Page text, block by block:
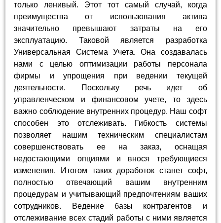
только ленивый. Этот тот самый случай, когда
преимущества от использования актива
значительно превышают затраты на его
эксплуатацию. Таковой является разработка
Универсальная Система Учета. Она создавалась
нами с целью оптимизации работы персонала
фирмы и упрощения при ведении текущей
деятельности. Поскольку речь идет об
управленческом и финансовом учете, то здесь
важно соблюдение внутренних процедур. Наш софт
способен это отслеживать. Гибкость системы
позволяет нашим техническим специалистам
совершенствовать ее на заказ, оснащая
недостающими опциями и внося требующиеся
изменения. Итогом таких доработок станет софт,
полностью отвечающий вашим внутренним
процедурам и учитывающий предпочтениям ваших
сотрудников. Ведение базы контрагентов и
отслеживание всех стадий работы с ними является